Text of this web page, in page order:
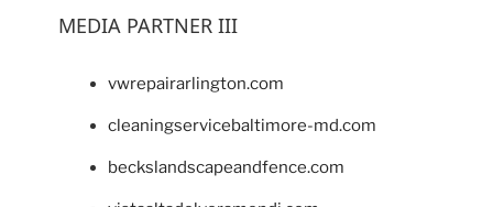
MEDIA PARTNER III
vwrepairarlington.com
cleaningservicebaltimore-md.com
beckslandscapeandfence.com